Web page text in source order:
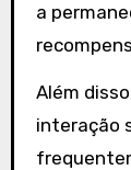
a
Além
interação